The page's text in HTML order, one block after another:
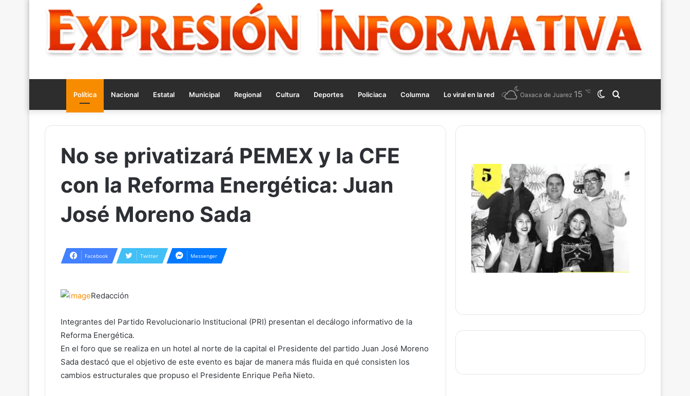
Política Nacional Estatal Municipal Regional Cultura Deportes Policiaca Columna Lo viral en la red
for
Switch
skin
Oaxaca de Juarez 15 ℃
No se privatizará PEMEX y la CFE
con la Reforma Energética: Juan
José Moreno Sada
Facebook Twitter Messenger
Redacción
Integrantes del Partido Revolucionario Institucional (PRI) presentan el decálogo informativo de la
Reforma Energética.
En el foro que se realiza en un hotel al norte de la capital el Presidente del partido Juan José Moreno
Sada destacó que el objetivo de este evento es bajar de manera más fluida en qué consisten los
cambios estructurales que propuso el Presidente Enrique Peña Nieto.